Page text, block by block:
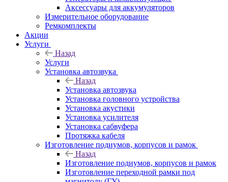
Аксессуары для аккумуляторов
Измерительное оборудование
Ремкомплекты
Акции
Услуги
Назад
Услуги
Установка автозвука
Назад
Установка автозвука
Установка головного устройства
Установка акустики
Установка усилителя
Установка сабвуфера
Протяжка кабеля
Изготовление подиумов, корпусов и рамок
Назад
Изготовление подиумов, корпусов и рамок
Изготовление переходной рамки под